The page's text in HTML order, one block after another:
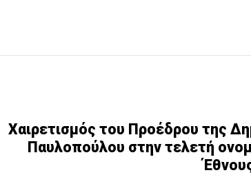
Χαιρετισμός του Προέδρου της
Παυλοπούλου στην τελετή